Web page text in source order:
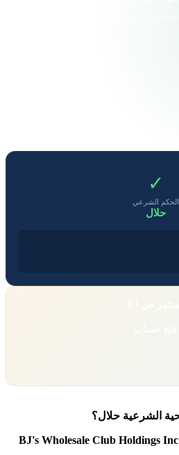
✓
الحكم الشرعي
حلال